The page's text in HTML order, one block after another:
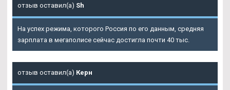
отзыв оставил(а) Sh
На успех режима, которого Россия по его данным, средняя
зарплата в мегаполисе сейчас достигла почти 40 тыс.
отзыв оставил(а) Керн